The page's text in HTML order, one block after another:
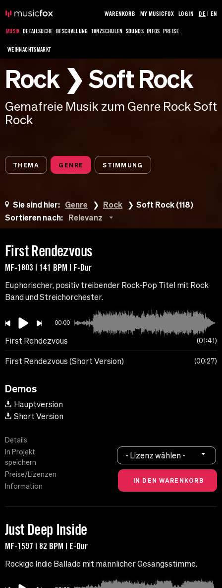
MUSIK DETAILSUCHE BESCHALLUNG TANZSCHULEN SOUNDS INFOS PREISE
WEIHNACHTSMARKT
WARENKORB MY MUSICFOX LOGIN DE| EN
Rock ❯ Soft Rock
Gemafreie Musik zum Genre Rock Soft
Rock
THEMA GENRE STIMMUNG
Sie sind hier: Genre Rock
Soft Rock (118)
Sortieren nach:
Relevanz
First Rendezvous
MF-1803 | 141 BPM | F-Dur
Euphorischer, positiv treibender Rock-Pop Titel mit Rock
Band und Streichorchester.
00:00
First Rendezvous 01:41
First Rendezvous (Short Version) 00:27
Demos
Hauptversion
Short Version
Details
In Projekt
speichern
Preise/Lizenzen
Information
- Lizenz wählen -
Just Deep Inside
MF-1597 | 82 BPM | E-Dur
Rockige Indie Ballade mit männlicher Gesangsstimme.